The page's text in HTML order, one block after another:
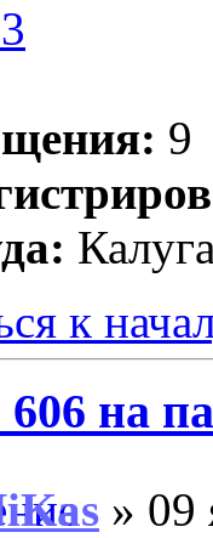
9
Калуга
к
на
» 09